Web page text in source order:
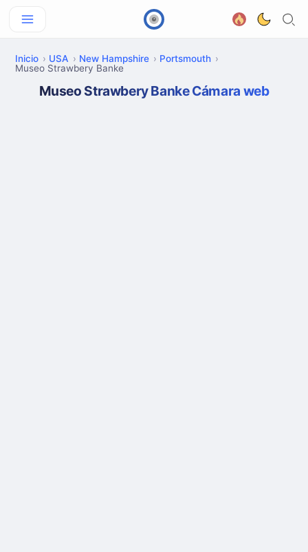
Inicio USA New Hampshire
Portsmouth
Museo Strawbery Banke
Museo Strawbery Banke Cámara web